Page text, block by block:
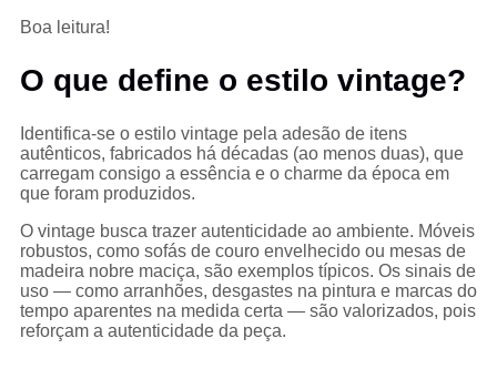
Boa leitura!
O que define o estilo vintage?
Identifica-se o estilo vintage pela adesão de itens
autênticos, fabricados há décadas (ao menos duas), que
carregam consigo a essência e o charme da época em
que foram produzidos.
O vintage busca trazer autenticidade ao ambiente. Móveis
robustos, como sofás de couro envelhecido ou mesas de
madeira nobre maciça, são exemplos típicos. Os sinais de
uso — como arranhões, desgastes na pintura e marcas do
tempo aparentes na medida certa — são valorizados, pois
reforçam a autenticidade da peça.